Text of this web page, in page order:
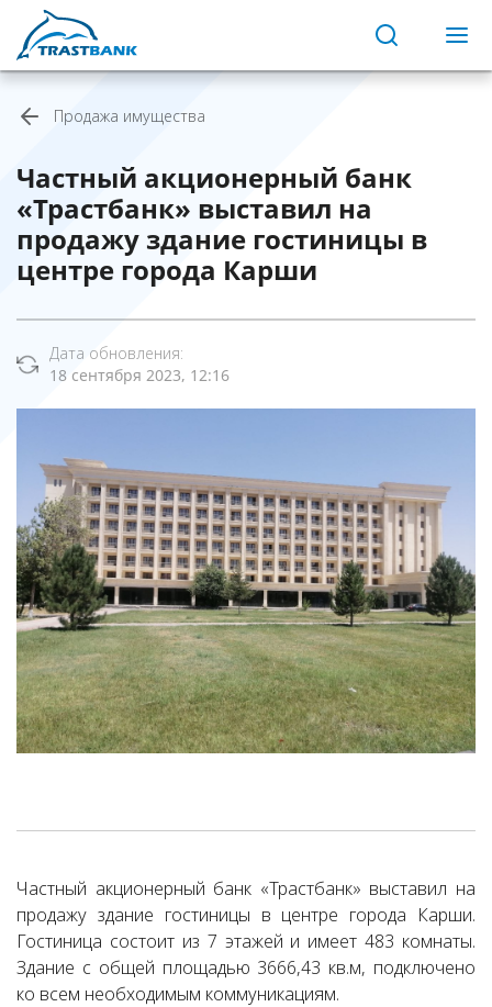
Продажа имущества
Частный акционерный банк
«Трастбанк» выставил на
продажу здание гостиницы в
центре города Карши
Дата обновления:
18 сентября 2023, 12:16
Частный акционерный банк «Трастбанк» выставил на
продажу здание гостиницы в центре города Карши.
Гостиница состоит из 7 этажей и имеет 483 комнаты.
Здание с общей площадью 3666,43 кв.м, подключено
ко всем необходимым коммуникациям.